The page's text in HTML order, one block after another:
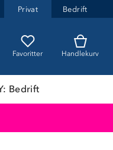
Privat Bedrift
Favoritter Handlekurv
Bedrift